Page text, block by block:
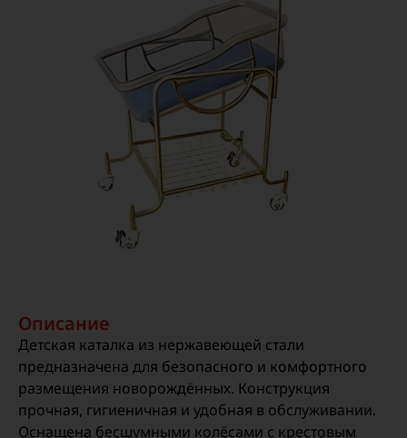
Описание
Детская каталка из нержавеющей стали
предназначена для безопасного и комфортного
размещения новорождённых. Конструкция
прочная, гигиеничная и удобная в обслуживании.
Оснащена бесшумными колёсами с крестовым